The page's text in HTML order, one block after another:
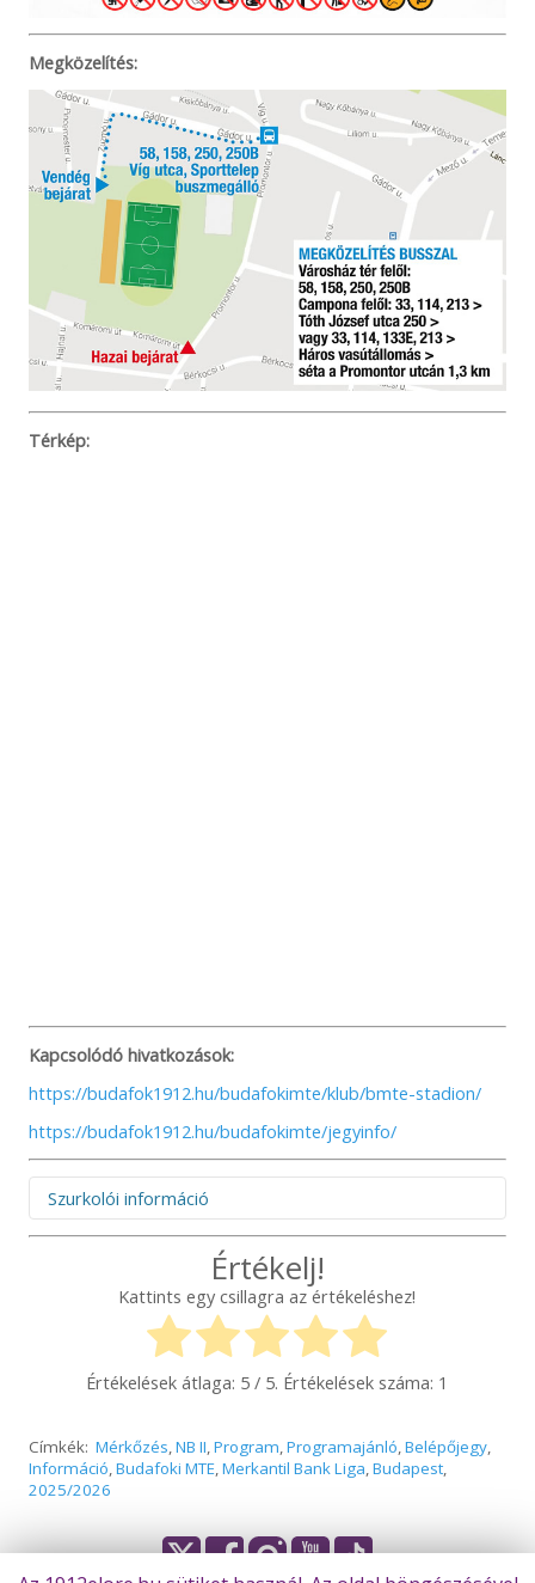
Megközelítés:
Térkép:
Kapcsolódó hivatkozások:
https://budafok1912.hu/budafokimte/klub/bmte-stadion/
https://budafok1912.hu/budafokimte/jegyinfo/
Szurkolói információ
Figyelem! Felhívjuk figyelmüket, hogy az idegenbeli
mérkőzések megtekintése és az elutazás előtt minden
esetben szíveskedjenek figyelmesen elolvasni a
mérkőzésekkel kapcsolatos információkat. A szükséges
tudnivalókat időben megosztjuk összes online felületünkön,
így a Békéscsaba 1912 Előre NEM vállal felelősséget abban
az esetben, ha valaki az információk hiányára hivatkozva,
részletre kiterjedő tájékoztatást, így mindenképp javasoljuk,
hogy keressék fel az ellenfél csapatának felületeit is és
tájékozódjanak a bejutás feltételeiről. A Békéscsaba 1912
szurkolói és az érdeklődők időben, megfelelő felvilágosítást
kapjanak, de önhibánkon kívül a helyszíni rendezési
Értékelj!
Kattints egy csillagra az értékeléshez!
Értékelések átlaga: 5 / 5. Értékelések száma: 1
Címkék: Mérkőzés,NB II,Program,Programajánló,Belépőjegy,
Információ,Budafoki MTE,Merkantil Bank Liga,Budapest,
2025/2026